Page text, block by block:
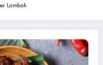
Lombok